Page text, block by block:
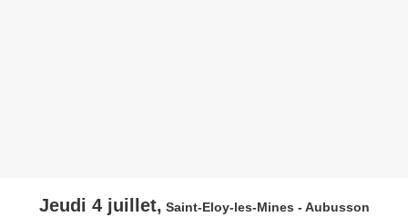
Jeudi 4 juillet, Saint-Eloy-les-Mines - Aubusson